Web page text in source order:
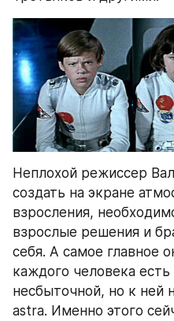
Неплохой режиссер
создать на экране
взросления,
взрослые решения и
себя. А самое главное
каждого человека
несбыточной, но к ней
astra. Именно этого